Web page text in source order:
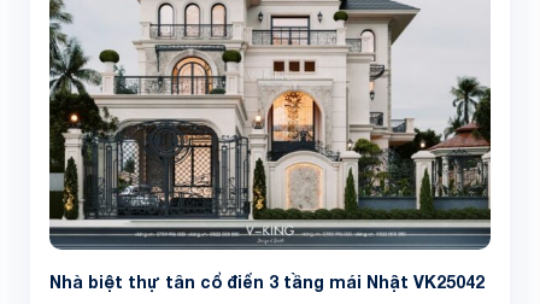
Nhà biệt thự tân cổ điển 3 tầng mái Nhật VK25042